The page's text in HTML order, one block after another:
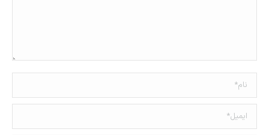
نام *
ایمیل *